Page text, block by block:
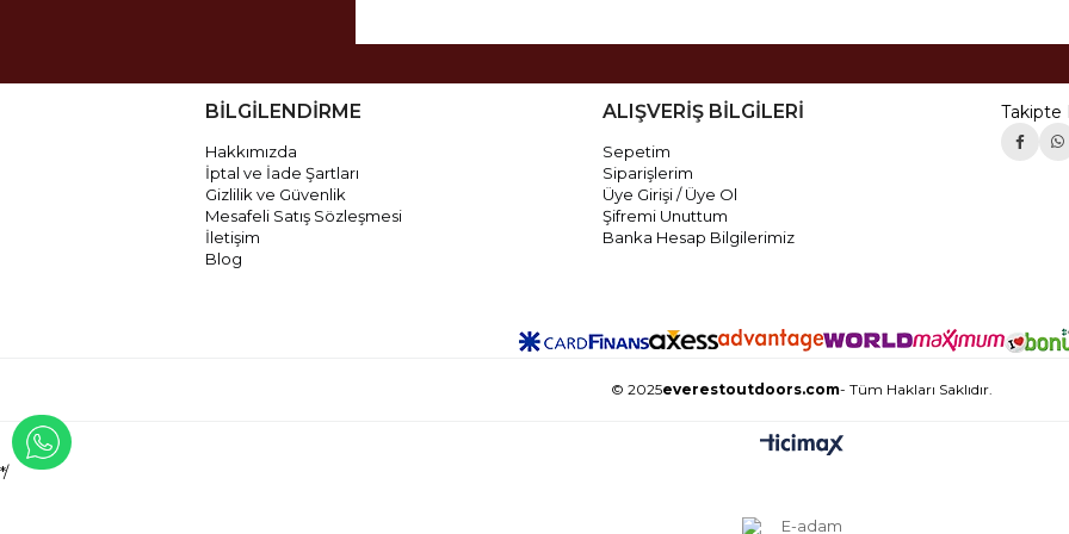
BİLGİLENDİRME
Hakkımızda
İptal ve İade Şartları
Gizlilik ve Güvenlik
Mesafeli Satış Sözleşmesi
İletişim
Blog
ALIŞVERİŞ BİLGİLERİ
Sepetim
Siparişlerim
Üye Girişi / Üye Ol
Şifremi Unuttum
Banka Hesap Bilgilerimiz
Takipte
© 2025everestoutdoors.com- Tüm Hakları Saklıdır.
*/